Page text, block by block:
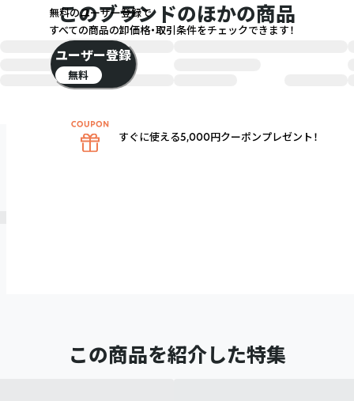
このブランドのほかの商品
この商品を紹介した特集
無料のユーザー登録で
すべての商品の卸価格・取引条件をチェックできます！
ユーザー登録
無料
すぐに使える5,000円クーポンプレゼント！